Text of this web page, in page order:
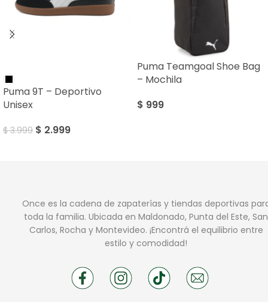
Puma 9T – Deportivo
Unisex
$3.999 $ 2.999
Puma Teamgoal Shoe Bag
– Mochila
$ 999
Once es la cadena de zapaterías y tiendas deportivas
toda la familia. Ubicada en Maldonado, Punta del Este, San
Carlos, Rocha y Montevideo. ¡Encontrá el equilibrio entre
estilo y comodidad!